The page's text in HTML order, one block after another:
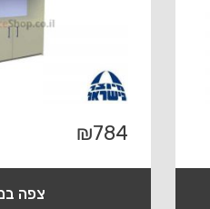
₪784
צפה